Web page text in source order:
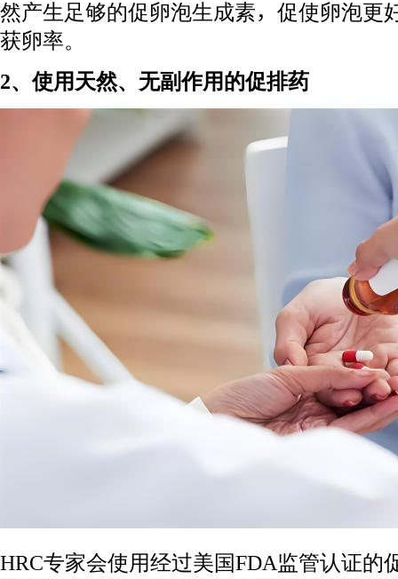
然产生足够的促卵泡生成素，促使卵泡更
获卵率。
2、使用天然、无副作用的促排药
HRC专家会使用经过美国FDA监管认证的